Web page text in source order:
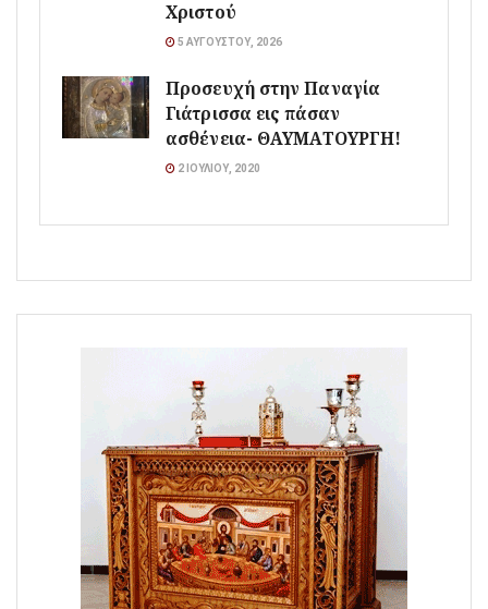
Χριστού
5 ΑΥΓΟΎΣΤΟΥ, 2026
Προσευχή στην Παναγία
Γιάτρισσα εις πάσαν
ασθένεια- ΘΑΥΜΑΤΟΥΡΓΗ!
2 ΙΟΥΛΊΟΥ, 2020